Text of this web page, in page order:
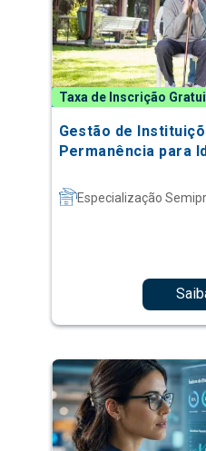
Taxa de Inscrição
Gestão de
Permanência para
Especialização